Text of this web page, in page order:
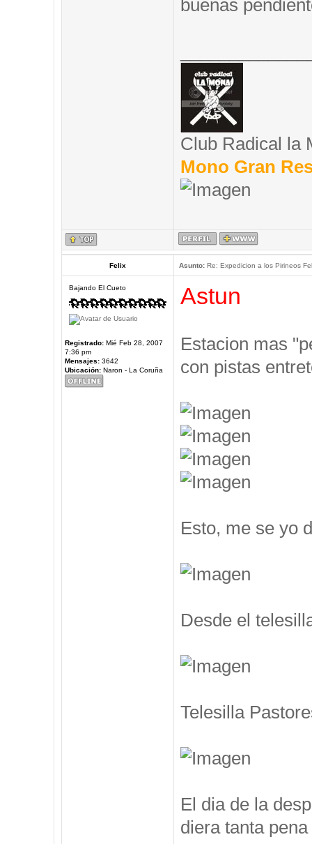
buenas
Club Radical la
Mono Gran
Felix Asunto:Re: Expedicion a los Pirineos
Bajando El Cueto
Registrado:Mié Feb 28, 2007
7:36 pm
Mensajes:3642
Ubicación:Naron - La Coruña
Astun
Estacion mas
con pistas
Esto, me se yo
Desde el
Telesilla
El dia de la
diera tanta